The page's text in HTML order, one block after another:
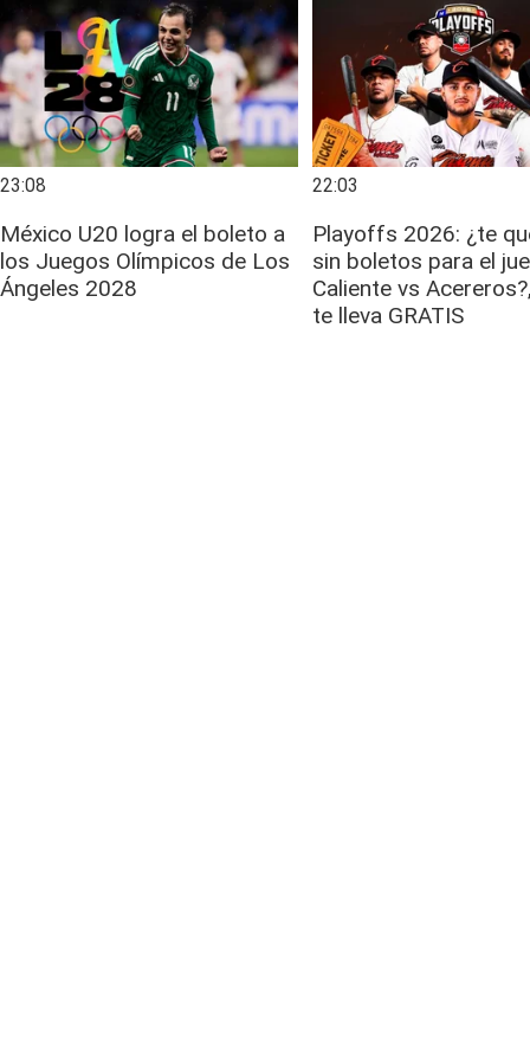
23:08
México U20 logra el boleto a
los Juegos Olímpicos de Los
Ángeles 2028
22:03
Playoffs 2026: ¿te
sin boletos para el
Caliente vs
te lleva GRATIS